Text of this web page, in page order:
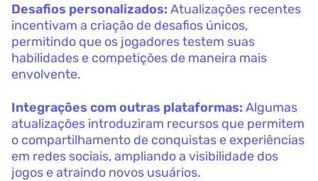
Desafios personalizados: Atualizações recentes
incentivam a criação de desafios únicos,
permitindo que os jogadores testem suas
habilidades e competições de maneira mais
envolvente.
Integrações com outras plataformas: Algumas
atualizações introduziram recursos que permitem
o compartilhamento de conquistas e experiências
em redes sociais, ampliando a visibilidade dos
jogos e atraindo novos usuários.